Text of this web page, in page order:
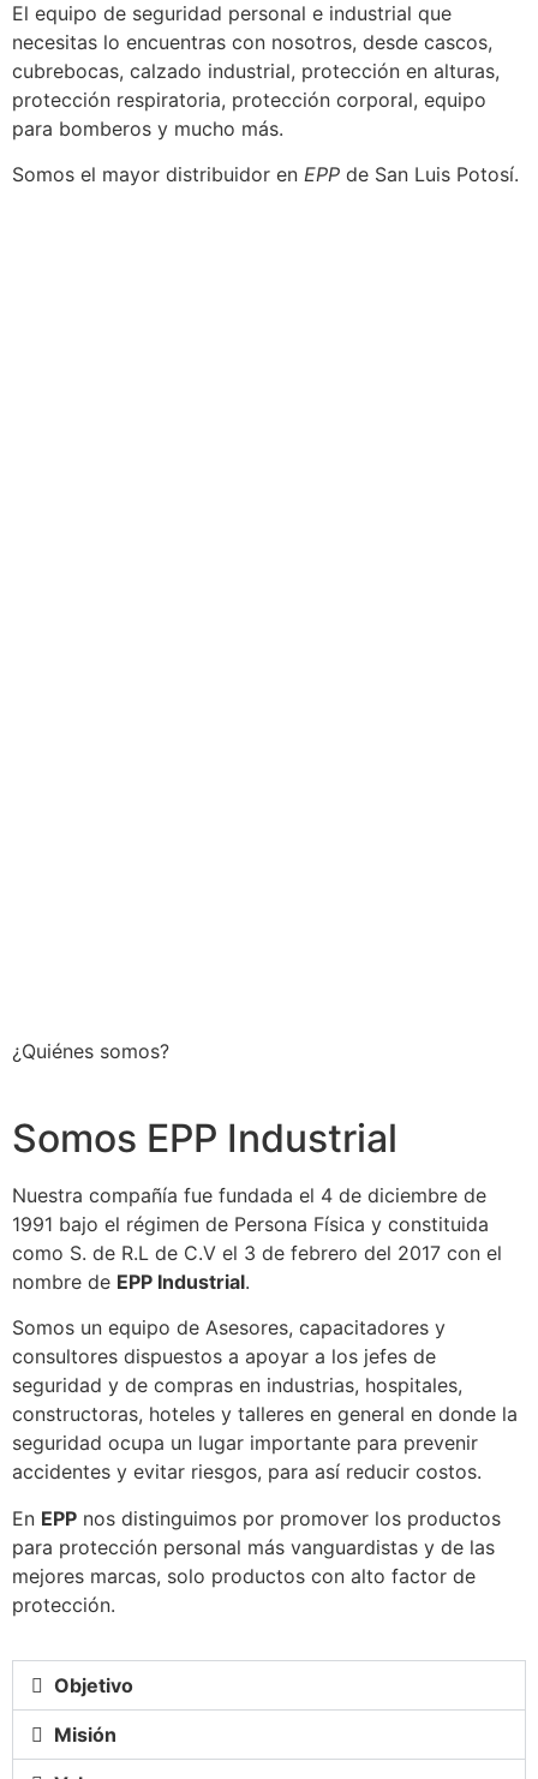
El equipo de seguridad personal e industrial que
necesitas lo encuentras con nosotros, desde cascos,
cubrebocas, calzado industrial, protección en alturas,
protección respiratoria, protección corporal, equipo
para bomberos y mucho más.
Somos el mayor distribuidor en EPP de San Luis Potosí.
¿Quiénes somos?
Somos EPP Industrial
Nuestra compañía fue fundada el 4 de diciembre de
1991 bajo el régimen de Persona Física y constituida
como S. de R.L de C.V el 3 de febrero del 2017 con el
nombre de EPP Industrial.
Somos un equipo de Asesores, capacitadores y
consultores dispuestos a apoyar a los jefes de
seguridad y de compras en industrias, hospitales,
constructoras, hoteles y talleres en general en donde la
seguridad ocupa un lugar importante para prevenir
accidentes y evitar riesgos, para así reducir costos.
En EPP nos distinguimos por promover los productos
para protección personal más vanguardistas y de las
mejores marcas, solo productos con alto factor de
protección.
Objetivo
Misión